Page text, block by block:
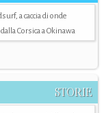
a caccia di onde
Corsica a Okinawa
STORIE